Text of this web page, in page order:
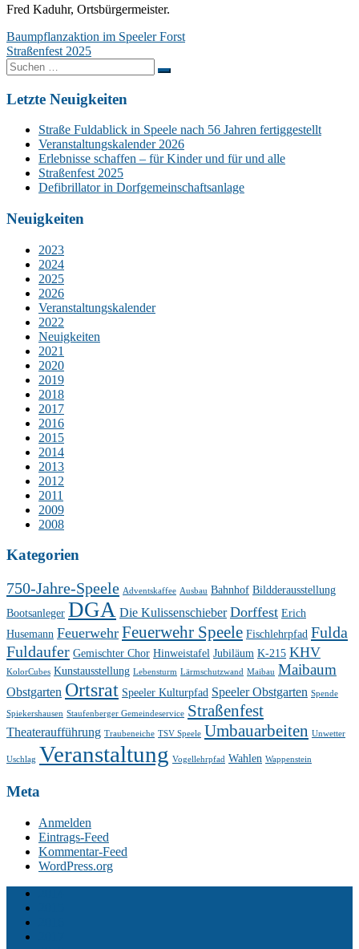
Fred Kaduhr, Ortsbürgermeister.
Beitragsnavigation
Baumpflanzaktion im Speeler Forst
Straßenfest 2025
Suchen
nach:
Letzte Neuigkeiten
Straße Fuldablick in Speele nach 56 Jahren fertiggestellt
Veranstaltungskalender 2026
Erlebnisse schaffen – für Kinder und für und alle
Straßenfest 2025
Defibrillator in Dorfgemeinschaftsanlage
Neuigkeiten
2023
2024
2025
2026
Veranstaltungskalender
2022
Neuigkeiten
2021
2020
2019
2018
2017
2016
2015
2014
2013
2012
2011
2009
2008
Kategorien
750-Jahre-Speele Adventskaffee Ausbau Bahnhof Bildderausstellung
Bootsanleger DGA Die Kulissenschieber Dorffest Erich
Husemann Feuerwehr Feuerwehr Speele Fischlehrpfad Fulda
Fuldaufer Gemischter Chor Hinweistafel Jubiläum K-215 KHV
KolorCubes Kunstausstellung Lebensturm Lärmschutzwand Maibau Maibaum
Obstgarten Ortsrat Speeler Kulturpfad Speeler Obstgarten Spende
Spiekershausen Staufenberger Gemeindeservice Straßenfest
Theateraufführung Traubeneiche TSV Speele Umbauarbeiten Unwetter
Uschlag Veranstaltung Vogellehrpfad Wahlen Wappenstein
Meta
Anmelden
Eintrags-Feed
Kommentar-Feed
WordPress.org